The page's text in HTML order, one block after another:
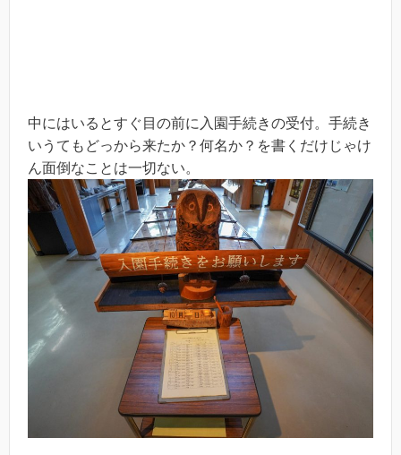
中にはいるとすぐ目の前に入園手続きの受付。手続き
いうてもどっから来たか？何名か？を書くだけじゃけ
ん面倒なことは一切ない。